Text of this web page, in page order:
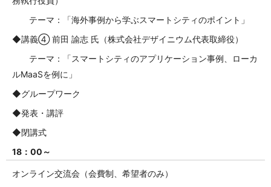
テーマ：「海外事例から学ぶスマートシティのポイント」
◆講義④ 前田 諭志 氏（株式会社デザイニウム代表取締役）
テーマ：「スマートシティのアプリケーション事例、ローカ
ルMaaSを例に」
◆グループワーク
◆発表・講評
◆閉講式
18：00～
オンライン交流会（会費制、希望者のみ）